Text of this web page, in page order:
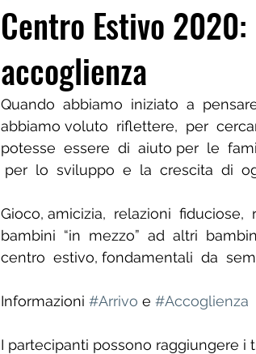
Centro Estivo
accoglienza
Quando  abbiamo  iniziato  a
abbiamo voluto  riflettere,  per
potesse  essere  di  aiuto per  le
per  lo  sviluppo  e  la  crescita  di
Gioco, amicizia,  relazioni
bambini  “in  mezzo”  ad  altri
centro  estivo, fondamentali  da
Informazioni #Arrivo e #Accoglienza
I partecipanti possono raggiungere i